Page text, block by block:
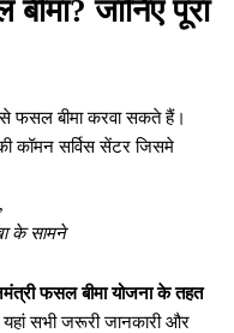
जानिए पूरा
फसल बीमा करवा सकते हैं।
कॉमन सर्विस सेंटर जिसमे
के सामने
फसल बीमा योजना के तहत
यहां सभी जरूरी जानकारी और